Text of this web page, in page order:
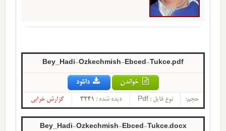
Bey_Hadi-Ozkechmish-Ebced-Tukce.pdf
خواندن دانلود
حجم: نوع فایل :Pdf دیده شده : 3241 گزارش خرابی
Bey_Hadi-Ozkechmish-Ebced-Tukce.docx